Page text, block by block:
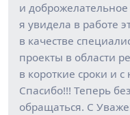
и
я увидела в работе
в качестве
проекты в области
в короткие сроки и
Спасибо!!! Теперь
обращаться. С